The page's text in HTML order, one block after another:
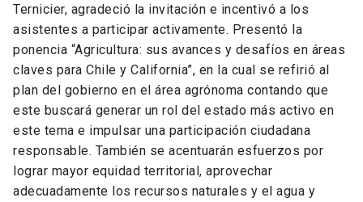
Ternicier, agradeció la invitación e incentivó a los
asistentes a participar activamente. Presentó la
ponencia “Agricultura: sus avances y desafíos en áreas
claves para Chile y California”, en la cual se refirió al
plan del gobierno en el área agrónoma contando que
este buscará generar un rol del estado más activo en
este tema e impulsar una participación ciudadana
responsable. También se acentuarán esfuerzos por
lograr mayor equidad territorial, aprovechar
adecuadamente los recursos naturales y el agua y